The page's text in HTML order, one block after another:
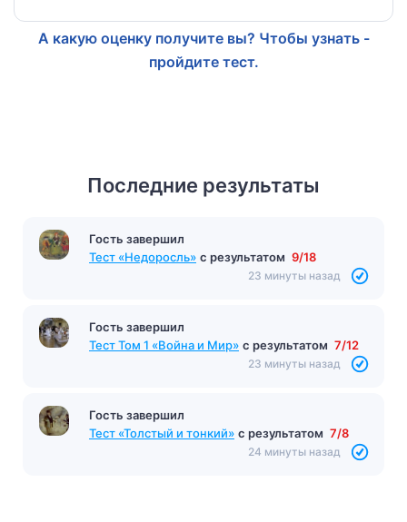
А какую оценку получите вы? Чтобы узнать -
пройдите тест.
Последние результаты
Гость завершил
Тест «Недоросль» с результатом 9/18
23 минуты назад
Гость завершил
Тест Том 1 «Война и Мир» с результатом 7/12
23 минуты назад
Гость завершил
Тест «Толстый и тонкий» с результатом 7/8
24 минуты назад